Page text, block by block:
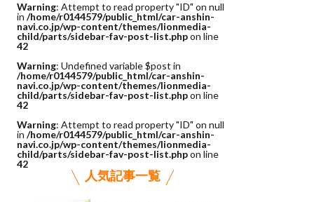
Warning: Attempt to read property "ID" on null
in /home/r0144579/public_html/car-anshin-
navi.co.jp/wp-content/themes/lionmedia-
child/parts/sidebar-fav-post-list.phpon line
42
Warning: Undefined variable $post in
/home/r0144579/public_html/car-anshin-
navi.co.jp/wp-content/themes/lionmedia-
child/parts/sidebar-fav-post-list.phpon line
42
Warning: Attempt to read property "ID" on null
in /home/r0144579/public_html/car-anshin-
navi.co.jp/wp-content/themes/lionmedia-
child/parts/sidebar-fav-post-list.phpon line
42
人気記事一覧